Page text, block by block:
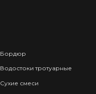
Бордюр
Водостоки тротуарные
Сухие смеси